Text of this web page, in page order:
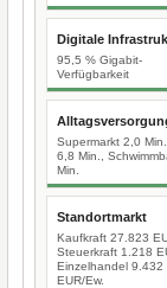
Digitale
95,5 % Gigabit-
Verfügbarkeit
Supermarkt 2,0
6,8 Min.,
Min.
Standortmarkt
Kaufkraft 27.823
Steuerkraft 1.218
Einzelhandel 9.432
EUR/Ew.